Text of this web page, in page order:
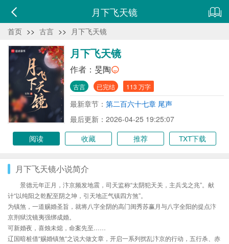
月下飞天镜
首页 >> 古言 >> 月下飞天镜
月下飞天镜
作者： 旻陶
古言 已完结 113 万字
最新章节： 第二百六十七章 尾声
最后更新：2026-04-25 19:25:07
阅读
收藏 推荐 TXT下载
月下飞天镜小说简介
景德元年正月，汴京频发地震，司天监称“太阴犯天关，主兵戈之兆”。献
计“以纯阳之乾配至阴之坤，引天地正气镇四方煞”。
为镇煞，一道赐婚圣旨，就将八字全阴的高门闺秀苏赢月与八字全阳的提点汴
京刑狱沈镜夷强绑成婚。
可新婚夜，喜烛未熄，命案先至……
辽国暗桩借“赐婚镇煞“之说大做文章，开启一系列扰乱汴京的行动，五行杀、赤